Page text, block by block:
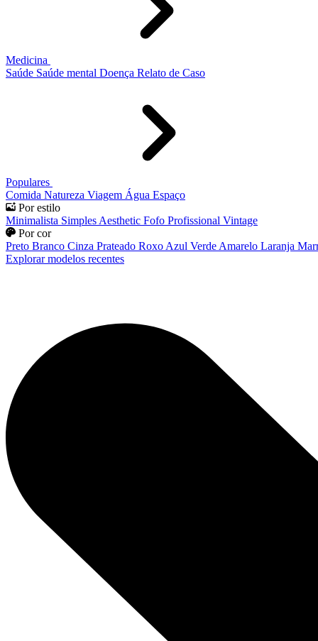
Medicina
Saúde Saúde mental Doença Relato de Caso
Populares
Comida Natureza Viagem Água Espaço
Por estilo
Minimalista Simples Aesthetic Fofo Profissional Vintage
Por cor
Preto Branco Cinza Prateado Roxo Azul Verde Amarelo Laranja
Explorar modelos recentes